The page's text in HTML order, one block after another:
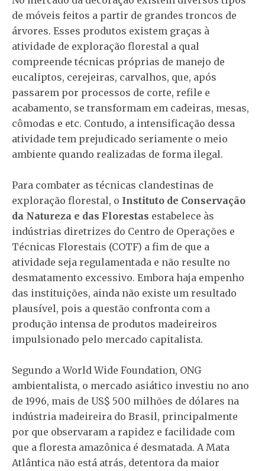
de móveis feitos a partir de grandes troncos de
árvores. Esses produtos existem graças à
atividade de exploração florestal a qual
compreende técnicas próprias de manejo de
eucaliptos, cerejeiras, carvalhos, que, após
passarem por processos de corte, refile e
acabamento, se transformam em cadeiras, mesas,
cômodas e etc. Contudo, a intensificação dessa
atividade tem prejudicado seriamente o meio
ambiente quando realizadas de forma ilegal.
Para combater as técnicas clandestinas de
exploração florestal, o Instituto de Conservação
da Natureza e das Florestas estabelece às
indústrias diretrizes do Centro de Operações e
Técnicas Florestais (COTF) a fim de que a
atividade seja regulamentada e não resulte no
desmatamento excessivo. Embora haja empenho
das instituições, ainda não existe um resultado
plausível, pois a questão confronta com a
produção intensa de produtos madeireiros
impulsionado pelo mercado capitalista.
Segundo a World Wide Foundation, ONG
ambientalista, o mercado asiático investiu no ano
de 1996, mais de US$ 500 milhões de dólares na
indústria madeireira do Brasil, principalmente
por que observaram a rapidez e facilidade com
que a floresta amazônica é desmatada. A Mata
Atlântica não está atrás, detentora da maior